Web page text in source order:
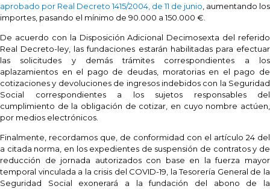
aprobado por Real Decreto 1415/2004, de 11 de junio , aumentando los
importes, pasando el mínimo de 90.000 a 150.000 €.
De acuerdo con la Disposición Adicional Decimosexta del referido
Real Decreto-ley, las fundaciones estarán habilitadas para efectuar
las solicitudes y demás trámites correspondientes a los
aplazamientos en el pago de deudas, moratorias en el pago de
cotizaciones y devoluciones de ingresos indebidos con la Seguridad
Social correspondientes a los sujetos responsables del
cumplimiento de la obligación de cotizar, en cuyo nombre actúen,
por medios electrónicos.
Finalmente, recordamos que, de conformidad con el artículo 24 del
a citada norma, en los expedientes de suspensión de contratos y de
reducción de jornada autorizados con base en la fuerza mayor
temporal vinculada a la crisis del COVID-19, la Tesorería General de la
Seguridad Social exonerará a la fundación del abono de la